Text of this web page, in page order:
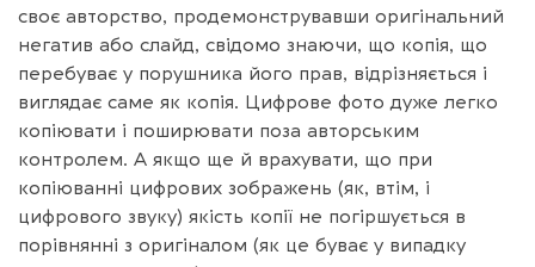
своє авторство, продемонструвавши оригінальний
негатив або слайд, свідомо знаючи, що копія, що
перебуває у порушника його прав, відрізняється і
виглядає саме як копія. Цифрове фото дуже легко
копіювати і поширювати поза авторським
контролем. А якщо ще й врахувати, що при
копіюванні цифрових зображень (як, втім, і
цифрового звуку) якість копії не погіршується в
порівнянні з оригіналом (як це буває у випадку